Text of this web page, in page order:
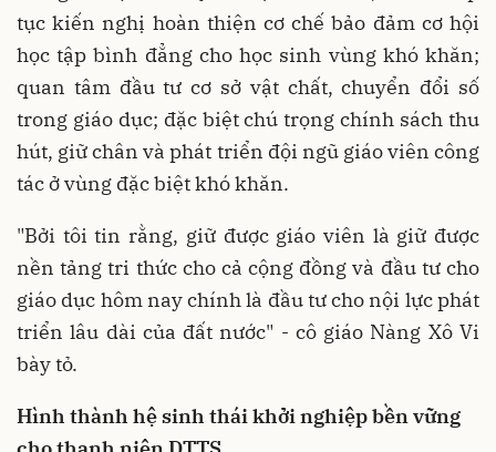
tục kiến nghị hoàn thiện cơ chế bảo đảm cơ hội
học tập bình đẳng cho học sinh vùng khó khăn;
quan tâm đầu tư cơ sở vật chất, chuyển đổi số
trong giáo dục; đặc biệt chú trọng chính sách thu
hút, giữ chân và phát triển đội ngũ giáo viên công
tác ở vùng đặc biệt khó khăn.
"Bởi tôi tin rằng, giữ được giáo viên là giữ được
nền tảng tri thức cho cả cộng đồng và đầu tư cho
giáo dục hôm nay chính là đầu tư cho nội lực phát
triển lâu dài của đất nước" - cô giáo Nàng Xô Vi
bày tỏ.
Hình thành hệ sinh thái khởi nghiệp bền vững